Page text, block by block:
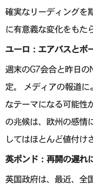
確実なリーディングを
に有意義な変化をもた
ユーロ：エアバスとボ
週末のG7会合と昨日
定。 メディアの報道
なテーマになる可能性
の兆候は、欧州の感情
してはほとんど値付け
英ポンド：再開の遅れ
英国政府は、最近、全